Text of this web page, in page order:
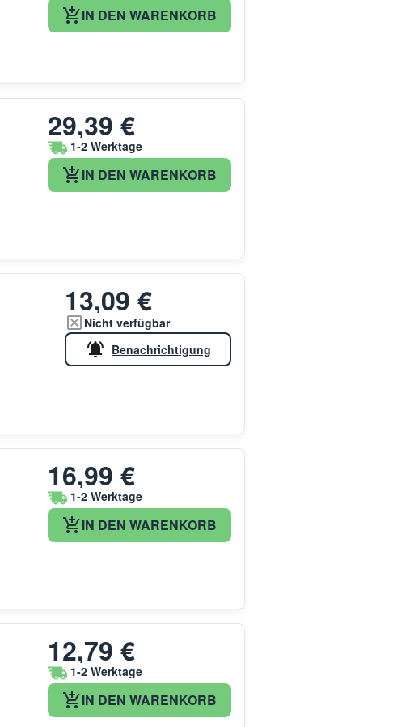
IN DEN WARENKORB
29,39 €
1-2 Werktage
IN DEN WARENKORB
13,09 €
Nicht verfügbar
Benachrichtigung
16,99 €
1-2 Werktage
IN DEN WARENKORB
12,79 €
1-2 Werktage
IN DEN WARENKORB